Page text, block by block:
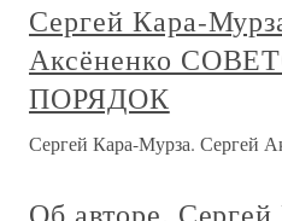
Сергей Кара-
Аксёненко
ПОРЯДОК
Сергей Кара-Мурза.